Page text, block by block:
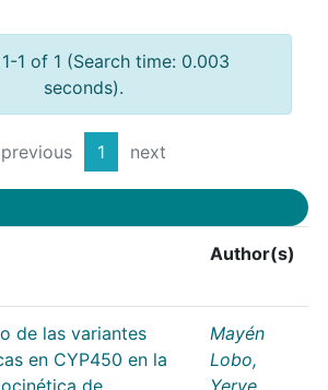
1 of 1 (Search time: 0.003
seconds).
previous 1 next
Author(s)
de las variantes
en CYP450 en la
de
Mayén
Lobo,
Yerye